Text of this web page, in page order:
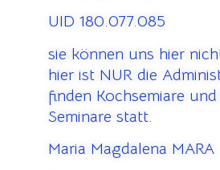
UID 180.077.085
sie können uns hier
hier ist NUR die
finden Kochsemiare
Seminare statt.
Maria Magdalena MARA